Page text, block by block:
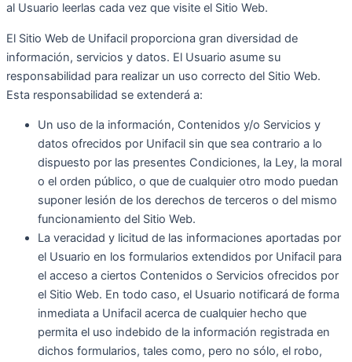
al Usuario leerlas cada vez que visite el Sitio Web.
El Sitio Web de Unifacil proporciona gran diversidad de
información, servicios y datos. El Usuario asume su
responsabilidad para realizar un uso correcto del Sitio Web.
Esta responsabilidad se extenderá a:
Un uso de la información, Contenidos y/o Servicios y
datos ofrecidos por Unifacil sin que sea contrario a lo
dispuesto por las presentes Condiciones, la Ley, la moral
o el orden público, o que de cualquier otro modo puedan
suponer lesión de los derechos de terceros o del mismo
funcionamiento del Sitio Web.
La veracidad y licitud de las informaciones aportadas por
el Usuario en los formularios extendidos por Unifacil para
el acceso a ciertos Contenidos o Servicios ofrecidos por
el Sitio Web. En todo caso, el Usuario notificará de forma
inmediata a Unifacil acerca de cualquier hecho que
permita el uso indebido de la información registrada en
dichos formularios, tales como, pero no sólo, el robo,